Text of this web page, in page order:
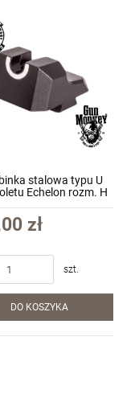
stalowa typu U
Echelon rozm. H
00)
zł
szt.
DO KOSZYKA